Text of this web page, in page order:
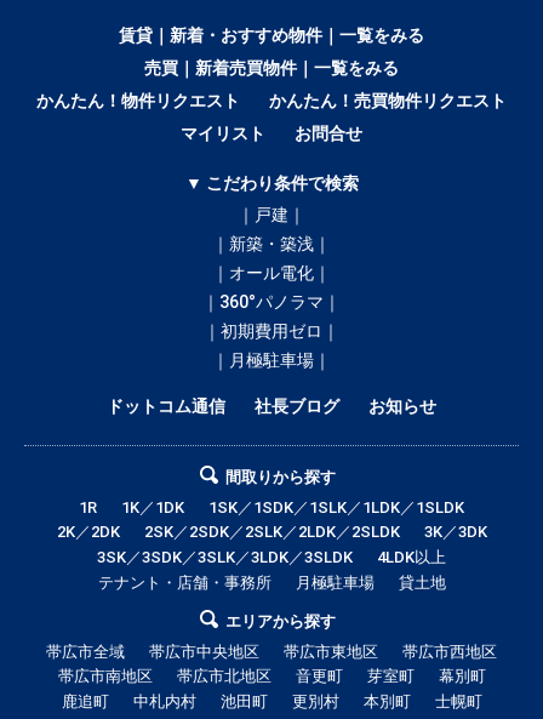
賃貸｜新着・おすすめ物件｜一覧をみる
売買｜新着売買物件｜一覧をみる
かんたん！物件リクエスト
かんたん！売買物件リクエスト
マイリスト
お問合せ
▼ こだわり条件で検索
｜戸建｜
｜新築・築浅｜
｜オール電化｜
｜360°パノラマ｜
｜初期費用ゼロ｜
｜月極駐車場｜
ドットコム通信 社長ブログ お知らせ
間取りから探す
1R
1K／1DK
1SK／1SDK／1SLK／1LDK／1SLDK
2K／2DK
2SK／2SDK／2SLK／2LDK／2SLDK
3K／3DK
3SK／3SDK／3SLK／3LDK／3SLDK
4LDK以上
テナント・店舗・事務所
月極駐車場 貸土地
エリアから探す
帯広市全域
帯広市中央地区 帯広市東地区
帯広市西地区
帯広市南地区
帯広市北地区 音更町 芽室町
幕別町
鹿追町
中札内村 池田町 更別村 本別町
士幌町